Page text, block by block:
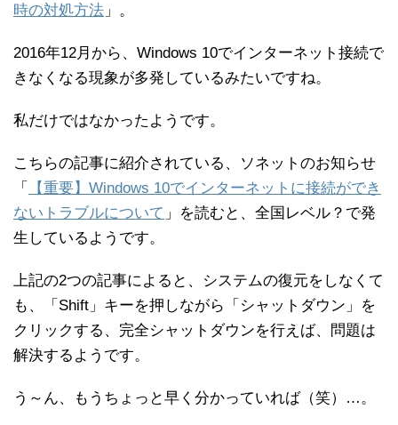
時の対処方法 」。
2016年12月から、Windows 10でインターネット接続で
きなくなる現象が多発しているみたいですね。
私だけではなかったようです。
こちらの記事に紹介されている、ソネットのお知らせ
「
【重要】Windows 10でインターネットに接続ができ
ないトラブルについて 」を読むと、全国レベル？で発
生しているようです。
上記の2つの記事によると、システムの復元をしなくて
も、「Shift」キーを押しながら「シャットダウン」を
クリックする、完全シャットダウンを行えば、問題は
解決するようです。
う～ん、もうちょっと早く分かっていれば（笑）…。